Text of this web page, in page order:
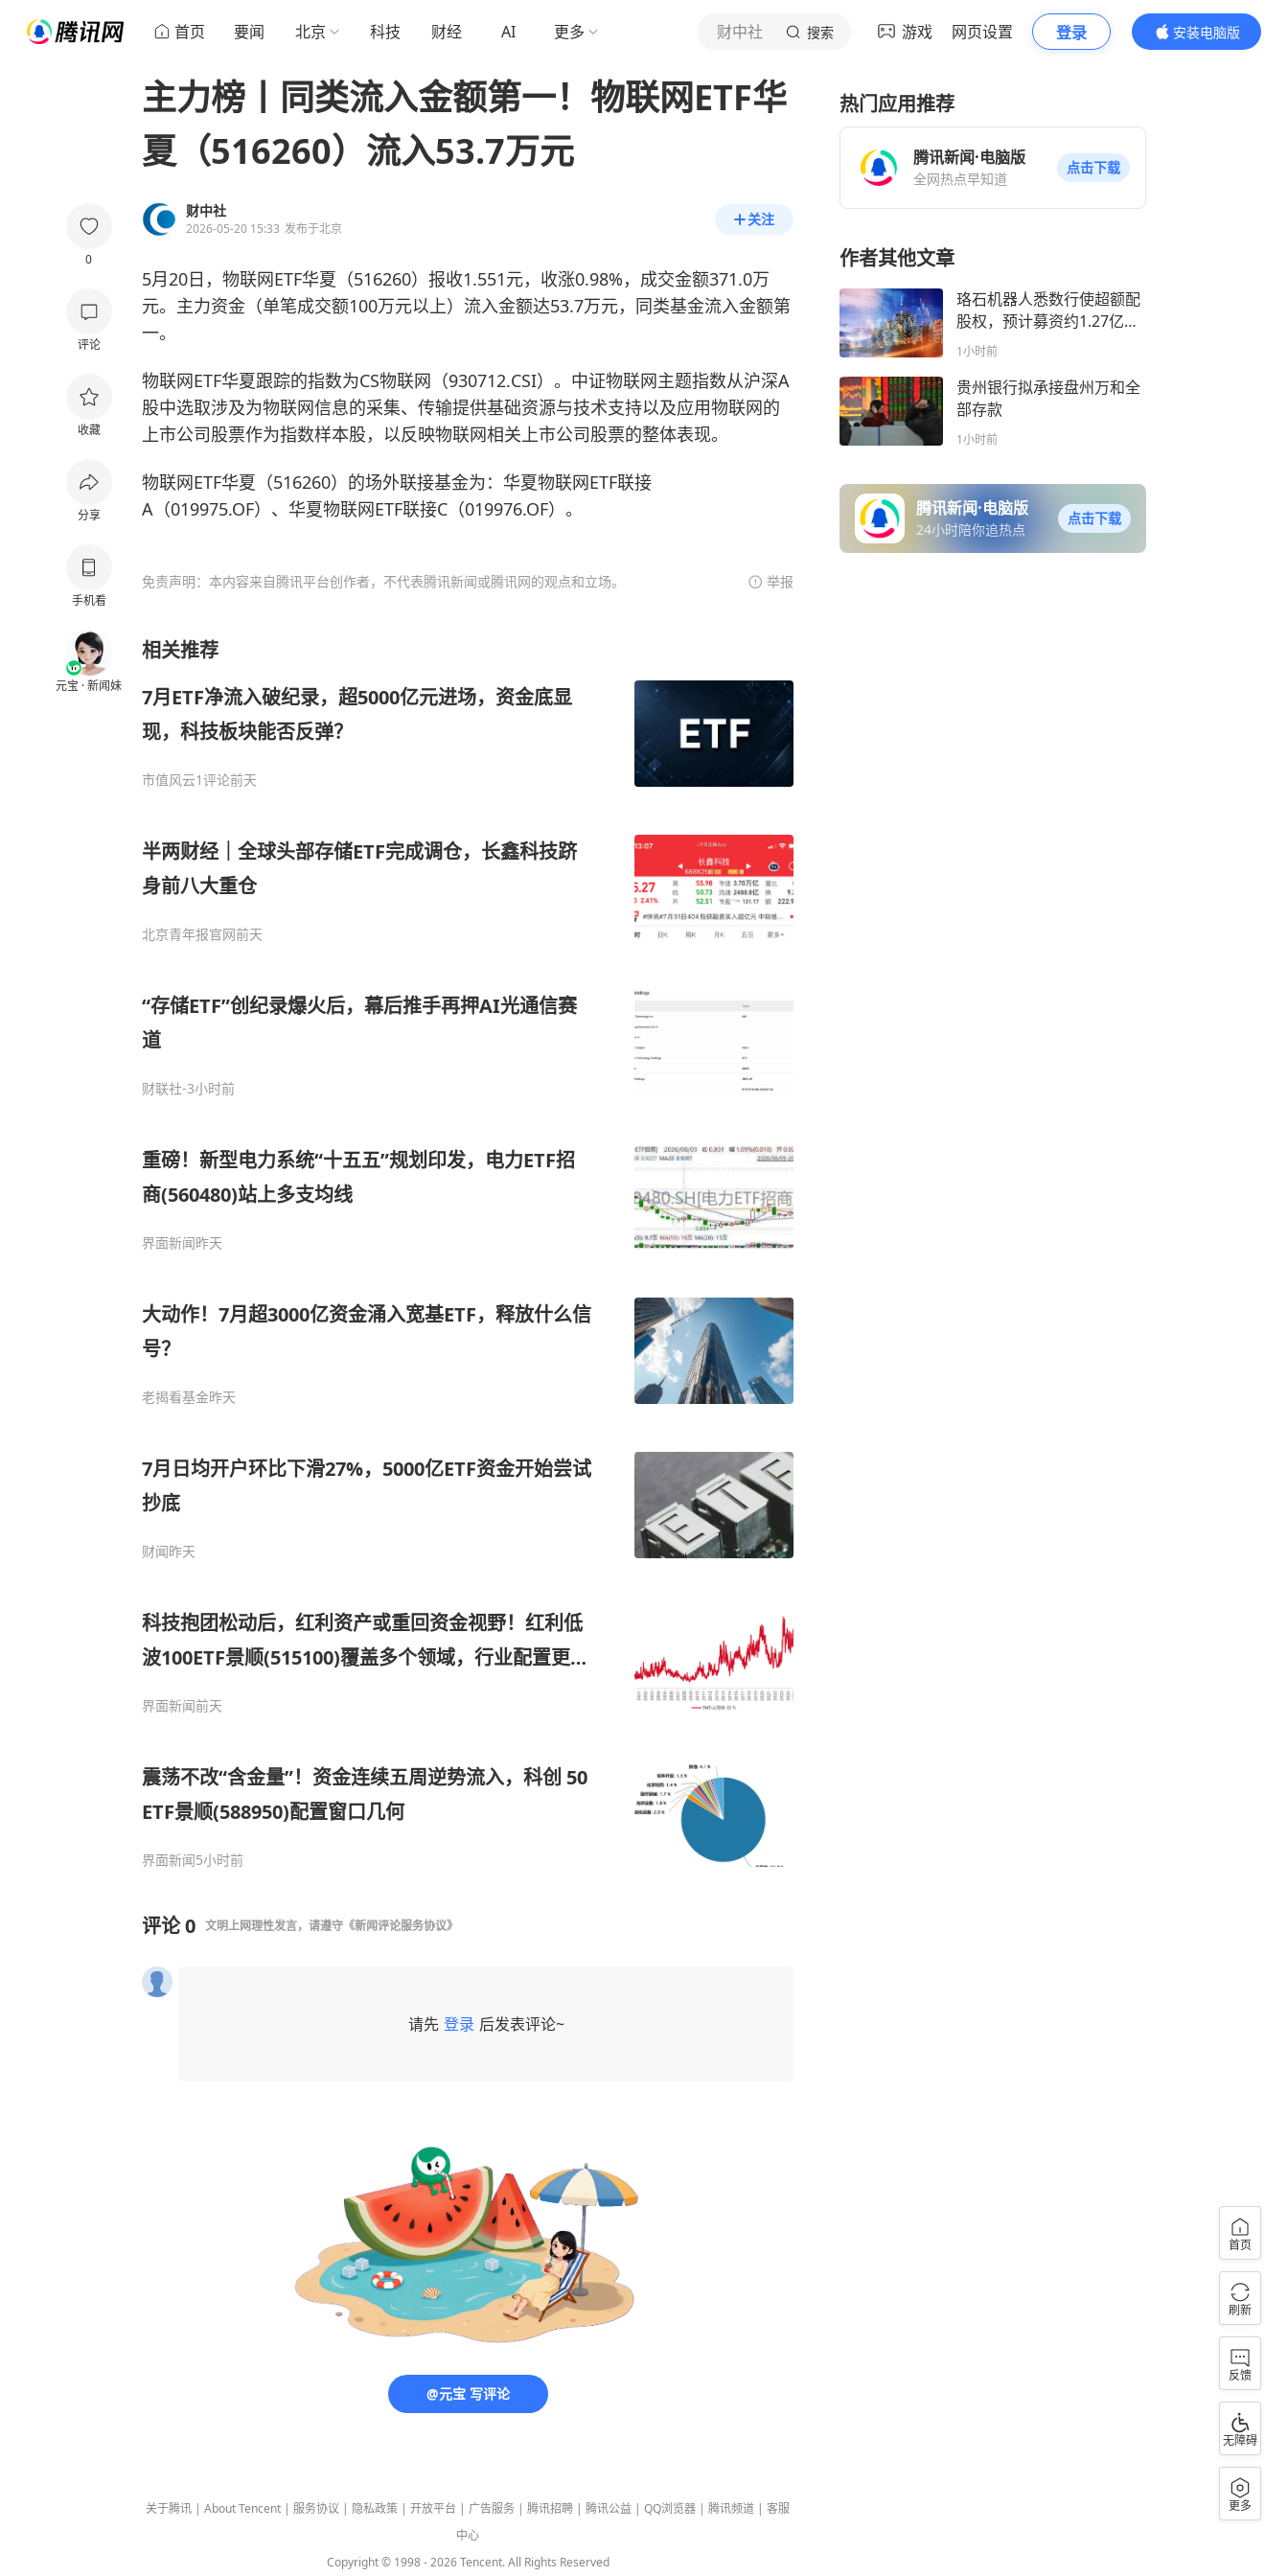
首页 要闻 北京 科技 财经 AI 更多 财中社 搜索 游戏 网页设置 登录
安装电脑版
内容更精彩
0
评论
收藏
分享
手机看
元宝 · 新闻妹
主力榜丨同类流入金额第一！物联网ETF华
夏（516260）流入53.7万元
财中社
2026-05-20 15:33 发布于北京
关注
5月20日，物联网ETF华夏（516260）报收1.551元，收涨0.98%，成交金额371.0万
元。主力资金（单笔成交额100万元以上）流入金额达53.7万元，同类基金流入金额第
一。
物联网ETF华夏跟踪的指数为CS物联网（930712.CSI）。中证物联网主题指数从沪深A
股中选取涉及为物联网信息的采集、传输提供基础资源与技术支持以及应用物联网的
上市公司股票作为指数样本股，以反映物联网相关上市公司股票的整体表现。
物联网ETF华夏（516260）的场外联接基金为：华夏物联网ETF联接
A（019975.OF）、华夏物联网ETF联接C（019976.OF）。
免责声明：本内容来自腾讯平台创作者，不代表腾讯新闻或腾讯网的观点和立场。 举报
相关推荐
7月ETF净流入破纪录，超5000亿元进场，资金底显
现，科技板块能否反弹？
市值风云1评论前天
半两财经｜全球头部存储ETF完成调仓，长鑫科技跻
身前八大重仓
北京青年报官网前天
“存储ETF”创纪录爆火后，幕后推手再押AI光通信赛
道
财联社-3小时前
重磅！新型电力系统“十五五”规划印发，电力ETF招
商(560480)站上多支均线
界面新闻昨天
大动作！7月超3000亿资金涌入宽基ETF，释放什么信
号？
老揭看基金昨天
7月日均开户环比下滑27%，5000亿ETF资金开始尝试
抄底
财闻昨天
科技抱团松动后，红利资产或重回资金视野！红利低
波100ETF景顺(515100)覆盖多个领域，行业配置更为
界面新闻前天
震荡不改“含金量”！资金连续五周逆势流入，科创 50
ETF景顺(588950)配置窗口几何
界面新闻5小时前
评论0 文明上网理性发言，请遵守 《新闻评论服务协议》
请先 登录 后发表评论~
@元宝 写评论
关于腾讯 | About Tencent | 服务协议 | 隐私政策 | 开放平台 | 广告服务 | 腾讯招聘 | 腾讯公益 | QQ浏览器 | 腾讯频道 | 客服
中心
Copyright © 1998 -2026Tencent. All Rights Reserved
热门应用推荐
腾讯新闻·电脑版
全网热点早知道
点击下载
作者其他文章
珞石机器人悉数行使超额配
股权，预计募资约1.27亿港
元
1小时前
贵州银行拟承接盘州万和全
部存款
1小时前
腾讯新闻·电脑版
24小时陪你追热点
点击下载
首页
刷新
反馈
无障碍
更多